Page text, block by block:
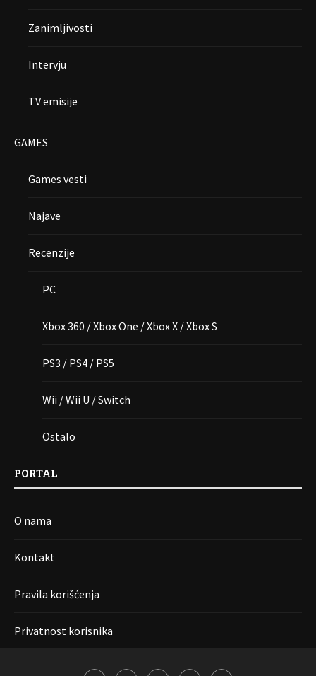
Zanimljivosti
Intervju
TV emisije
GAMES
Games vesti
Najave
Recenzije
PC
Xbox 360 / Xbox One / Xbox X / Xbox S
PS3 / PS4 / PS5
Wii / Wii U / Switch
Ostalo
PORTAL
O nama
Kontakt
Pravila korišćenja
Privatnost korisnika